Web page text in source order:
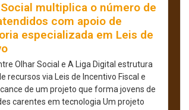
multiplica o número de
com apoio de
especializada em Leis de
Olhar Social e A Liga Digital estrutura
recursos via Leis de Incentivo Fiscal e
de um projeto que forma jovens de
carentes em tecnologia Um projeto